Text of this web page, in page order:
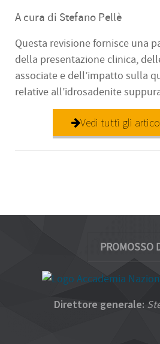
A cura di Stefano Pellè
Questa revisione fornisce una
della presentazione clinica,
associate e dell’impatto sulla
relative all’idrosadenite
Vedi tutti gli
PROMOSSO
Direttore generale: